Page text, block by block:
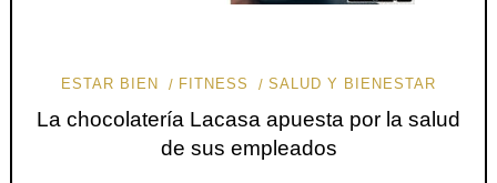
ESTAR BIEN FITNESS SALUD Y BIENESTAR
La chocolatería Lacasa apuesta por la salud
de sus empleados